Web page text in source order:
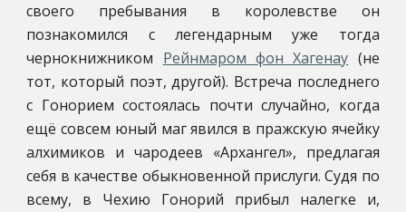
своего пребывания в королевстве он
познакомился с легендарным уже тогда
чернокнижником Рейнмаром фон Хагенау (не
тот, который поэт, другой). Встреча последнего
с Гонорием состоялась почти случайно, когда
ещё совсем юный маг явился в пражскую ячейку
алхимиков и чародеев «Архангел», предлагая
себя в качестве обыкновенной прислуги. Судя по
всему, в Чехию Гонорий прибыл налегке и,